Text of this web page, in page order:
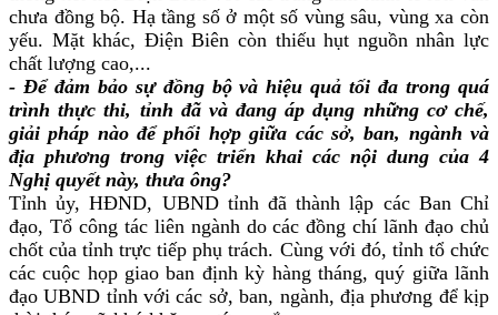
chưa đồng bộ. Hạ tầng số ở một số vùng sâu, vùng xa còn
yếu. Mặt khác, Điện Biên còn thiếu hụt nguồn nhân lực
chất lượng cao,...
- Để đảm bảo sự đồng bộ và hiệu quả tối đa trong quá
trình thực thi, tỉnh đã và đang áp dụng những cơ chế,
giải pháp nào để phối hợp giữa các sở, ban, ngành và
địa phương trong việc triển khai các nội dung của 4
Nghị quyết này, thưa ông?
Tỉnh ủy, HĐND, UBND tỉnh đã thành lập các Ban Chỉ
đạo, Tổ công tác liên ngành do các đồng chí lãnh đạo chủ
chốt của tỉnh trực tiếp phụ trách. Cùng với đó, tỉnh tổ chức
các cuộc họp giao ban định kỳ hàng tháng, quý giữa lãnh
đạo UBND tỉnh với các sở, ban, ngành, địa phương để kịp